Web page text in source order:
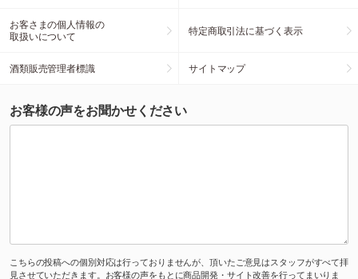
お客さまの個人情報の
取扱いについて
特定商取引法に基づく表示
酒類販売管理者標識 サイトマップ
お客様の声をお聞かせください
こちらの投稿への個別対応は行っておりませんが、頂いたご意見はスタッフがすべて拝
見させていただきます。お客様の声をもとに商品開発・サイト改善を行ってまいりま